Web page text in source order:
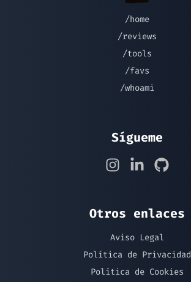
/home
/reviews
/tools
/favs
/whoami
Sígueme
Otros enlaces
Aviso Legal
Política de Privacidad
Política de Cookies